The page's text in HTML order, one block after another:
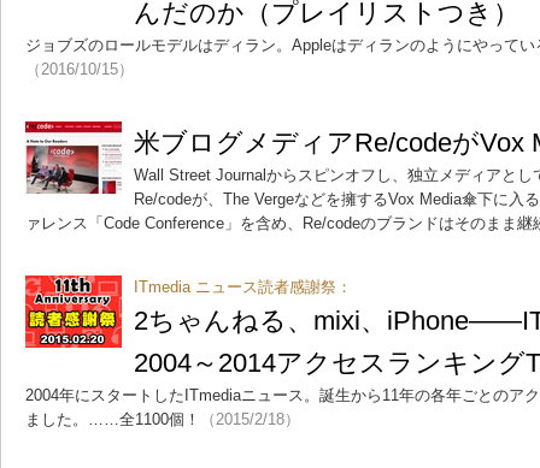
んだのか（プレイリストつき）
ジョブズのロールモデルはディラン。Appleはディランのようにやって
（2016/10/15）
米ブログメディアRe/codeがVox
Wall Street Journalからスピンオフし、独立メディアと
Re/codeが、The Vergeなどを擁するVox Media傘下に入
ァレンス「Code Conference」を含め、Re/codeのブランドはそのまま継
ITmedia ニュース読者感謝祭：
2ちゃんねる、mixi、
2004～2014アクセスランキング
2004年にスタートしたITmediaニュース。誕生から11年の各年ごとのア
ました。……全1100個！
（2015/2/18）